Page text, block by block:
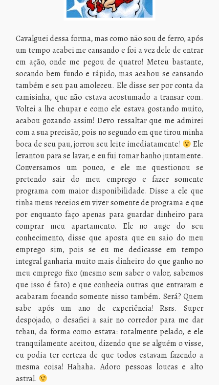
Cavalguei dessa forma, mas como não sou de ferro, após
um tempo acabei me cansando e foi a vez dele de entrar
em ação, onde me pegou de quatro! Meteu bastante,
socando bem fundo e rápido, mas acabou se cansando
também e seu pau amoleceu. Ele disse ser por conta da
camisinha, que não estava acostumado a transar com.
Voltei a lhe chupar e como ele estava gostando muito,
acabou gozando assim! Devo ressaltar que me admirei
com a sua precisão, pois no segundo em que tirou minha
boca de seu pau, jorrou seu leite imediatamente!
Ele
levantou para se lavar, e eu fui tomar banho juntamente.
Conversamos um pouco, e ele me questionou se
pretendo sair do meu emprego e fazer somente
programa com maior disponibilidade. Disse a ele que
tinha meus receios em viver somente de programa e que
por enquanto faço apenas para guardar dinheiro para
comprar meu apartamento. Ele no auge do seu
conhecimento, disse que aposta que eu saio do meu
emprego sim, pois se eu me dedicasse em tempo
integral ganharia muito mais dinheiro do que ganho no
meu emprego fixo (mesmo sem saber o valor, sabemos
que isso é fato) e que conhecia outras que entraram e
acabaram focando somente nisso também. Será? Quem
sabe após um ano de experiência! Rsrs. Super
despojado, o desafiei a sair no corredor para me dar
tchau, da forma como estava: totalmente pelado, e ele
tranquilamente aceitou, dizendo que se alguém o visse,
eu podia ter certeza de que todos estavam fazendo a
mesma coisa! Hahaha. Adoro pessoas loucas e alto
astral.